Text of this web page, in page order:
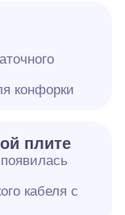
конфорки
плите
кабеля с